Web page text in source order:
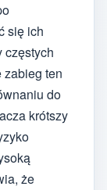
się ich
częstych
zabieg ten
do
krótszy
że